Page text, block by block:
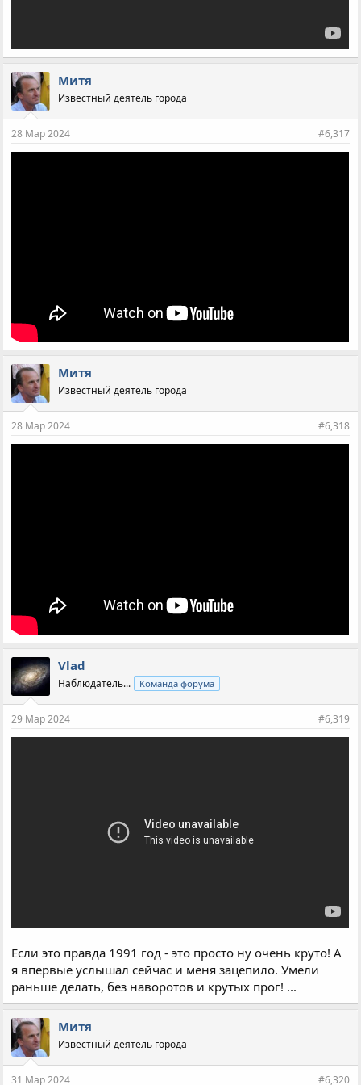
Митя
Известный деятель города
28 Мар 2024 #6,317
Митя
Известный деятель города
28 Мар 2024 #6,318
Vlad
Наблюдатель... Команда форума
29 Мар 2024 #6,319
Если это правда 1991 год - это просто ну очень круто! А
я впервые услышал сейчас и меня зацепило. Умели
раньше делать, без наворотов и крутых прог! ...
Митя
Известный деятель города
31 Мар 2024 #6,320